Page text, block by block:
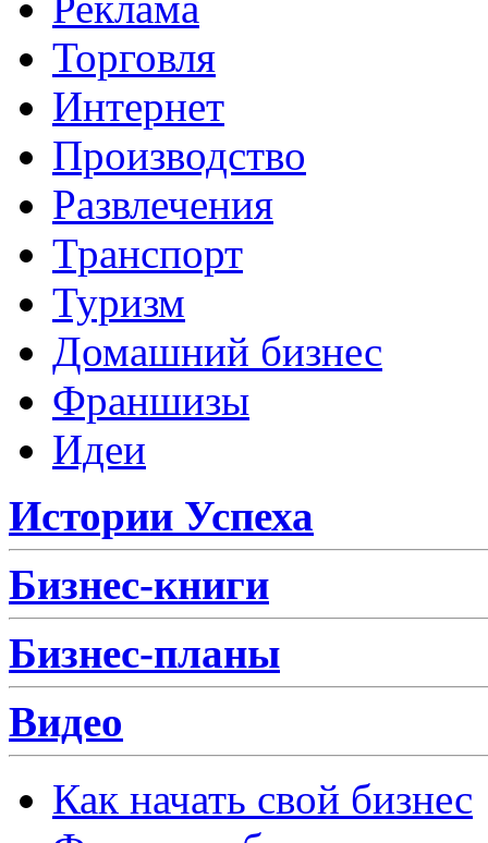
Торговля
Интернет
Производство
Развлечения
Транспорт
Туризм
Домашний бизнес
Франшизы
Идеи
Истории Успеха
Бизнес-книги
Бизнес-планы
Видео
Как начать свой бизнес